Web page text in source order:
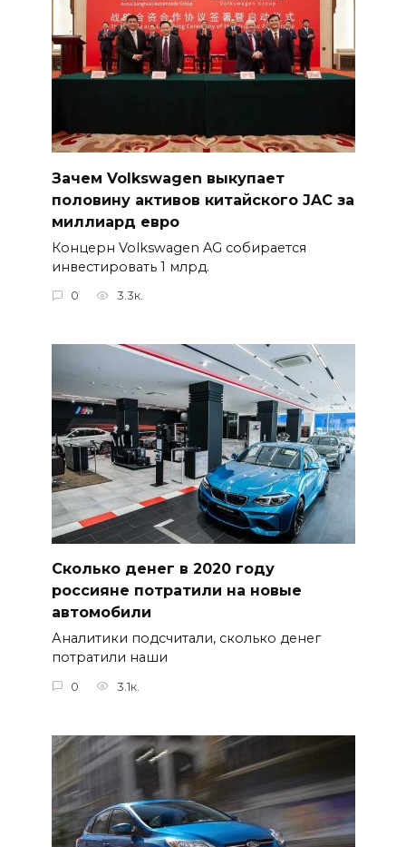
Зачем Volkswagen выкупает
половину активов китайского JAC за
миллиард евро
Концерн Volkswagen AG собирается
инвестировать 1 млрд.
0 3.3к.
Сколько денег в 2020 году
россияне потратили на новые
автомобили
Аналитики подсчитали, сколько денег
потратили наши
0 3.1к.